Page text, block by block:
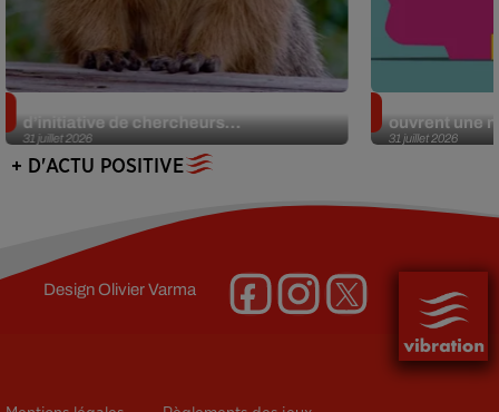
31 juillet 2026
d’initiative de chercheurs...
31 juillet 2026
ouvrent une
+ D'ACTU POSITIVE
DesignOlivier Varma